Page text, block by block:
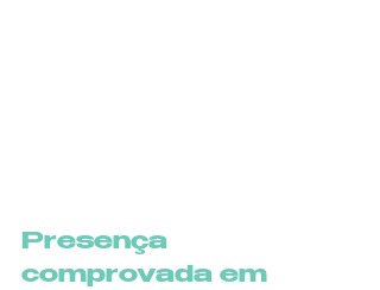
Presença
comprovada em